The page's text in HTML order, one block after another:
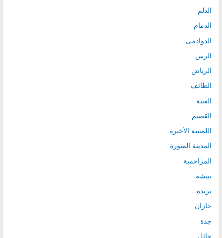
الدلم
الدمام
الدوادمى
الرس
الرياض
الطائف
العينة
القصيم
اللمسة الأخيرة
المدينة المنورة
المزاحمية
ببيشة
بريدة
جازان
جدة
حائل